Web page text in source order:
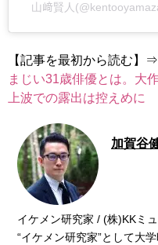
山﨑賢人
【記事を最初から読む】⇒
まじい31歳俳優とは。大
上波での露出は控えめに
加賀谷
イケメン研究家 / (株)KKミ
“イケメン研究家”として大